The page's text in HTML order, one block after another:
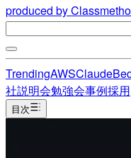
produced by
TrendingAWSClaude
社説明会勉強会事例採用
目次